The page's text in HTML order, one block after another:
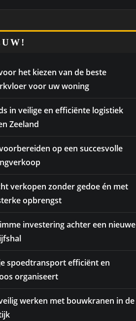
het kiezen van de beste
voor uw woning
in veilige en efficiënte logistiek
Zeeland
op een succesvolle
verkopen zonder gedoe én met
opbrengst
investering achter een nieuwe
spoedtransport efficiënt en
organiseert
werken met bouwkranen in de